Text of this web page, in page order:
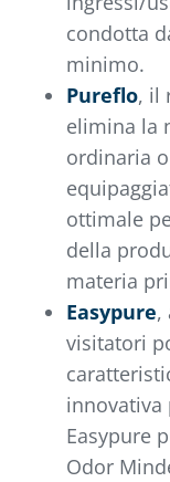
condotta
minimo.
Pureflo, il
elimina la
ordinaria
ottimale
della
materia
Easypure,
visitatori
innovativa
Easypure
Odor